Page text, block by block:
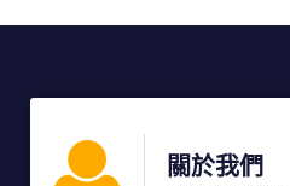
關於我們